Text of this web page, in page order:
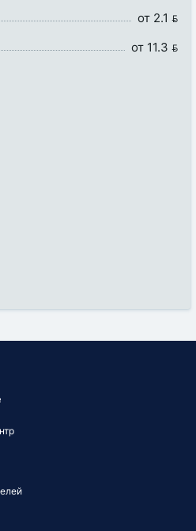
от 2.1 
от 11.3 